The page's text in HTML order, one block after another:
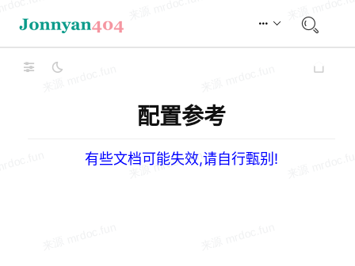
配置参考
有些文档可能失效,请自行甄别!